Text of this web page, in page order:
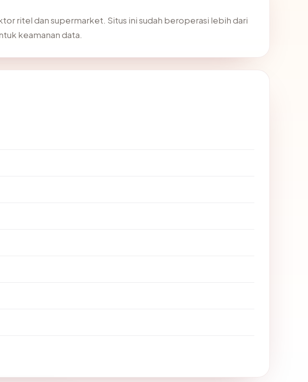
ritel dan supermarket. Situs ini sudah beroperasi lebih dari
keamanan data.